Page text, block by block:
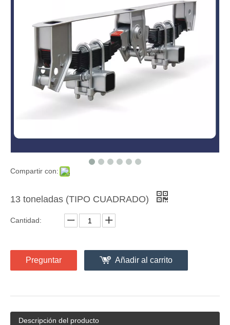
Compartir con:
13 toneladas (TIPO CUADRADO)
Cantidad:
Preguntar Añadir al carrito
Descripción del producto